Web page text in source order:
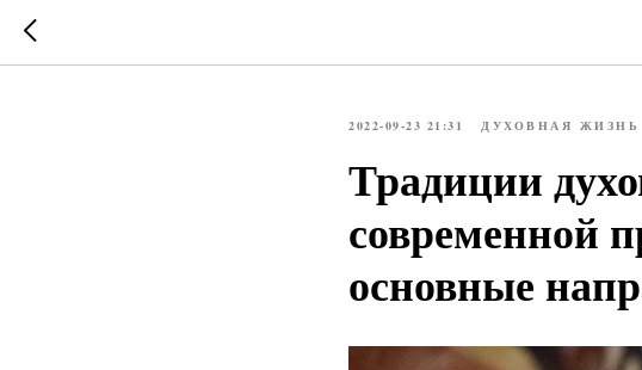
2022-09-23 21:31 ДУХОВНАЯ ЖИЗНЬ
Традиции
современной
основные